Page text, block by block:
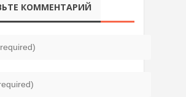
КОММЕНТАРИЙ